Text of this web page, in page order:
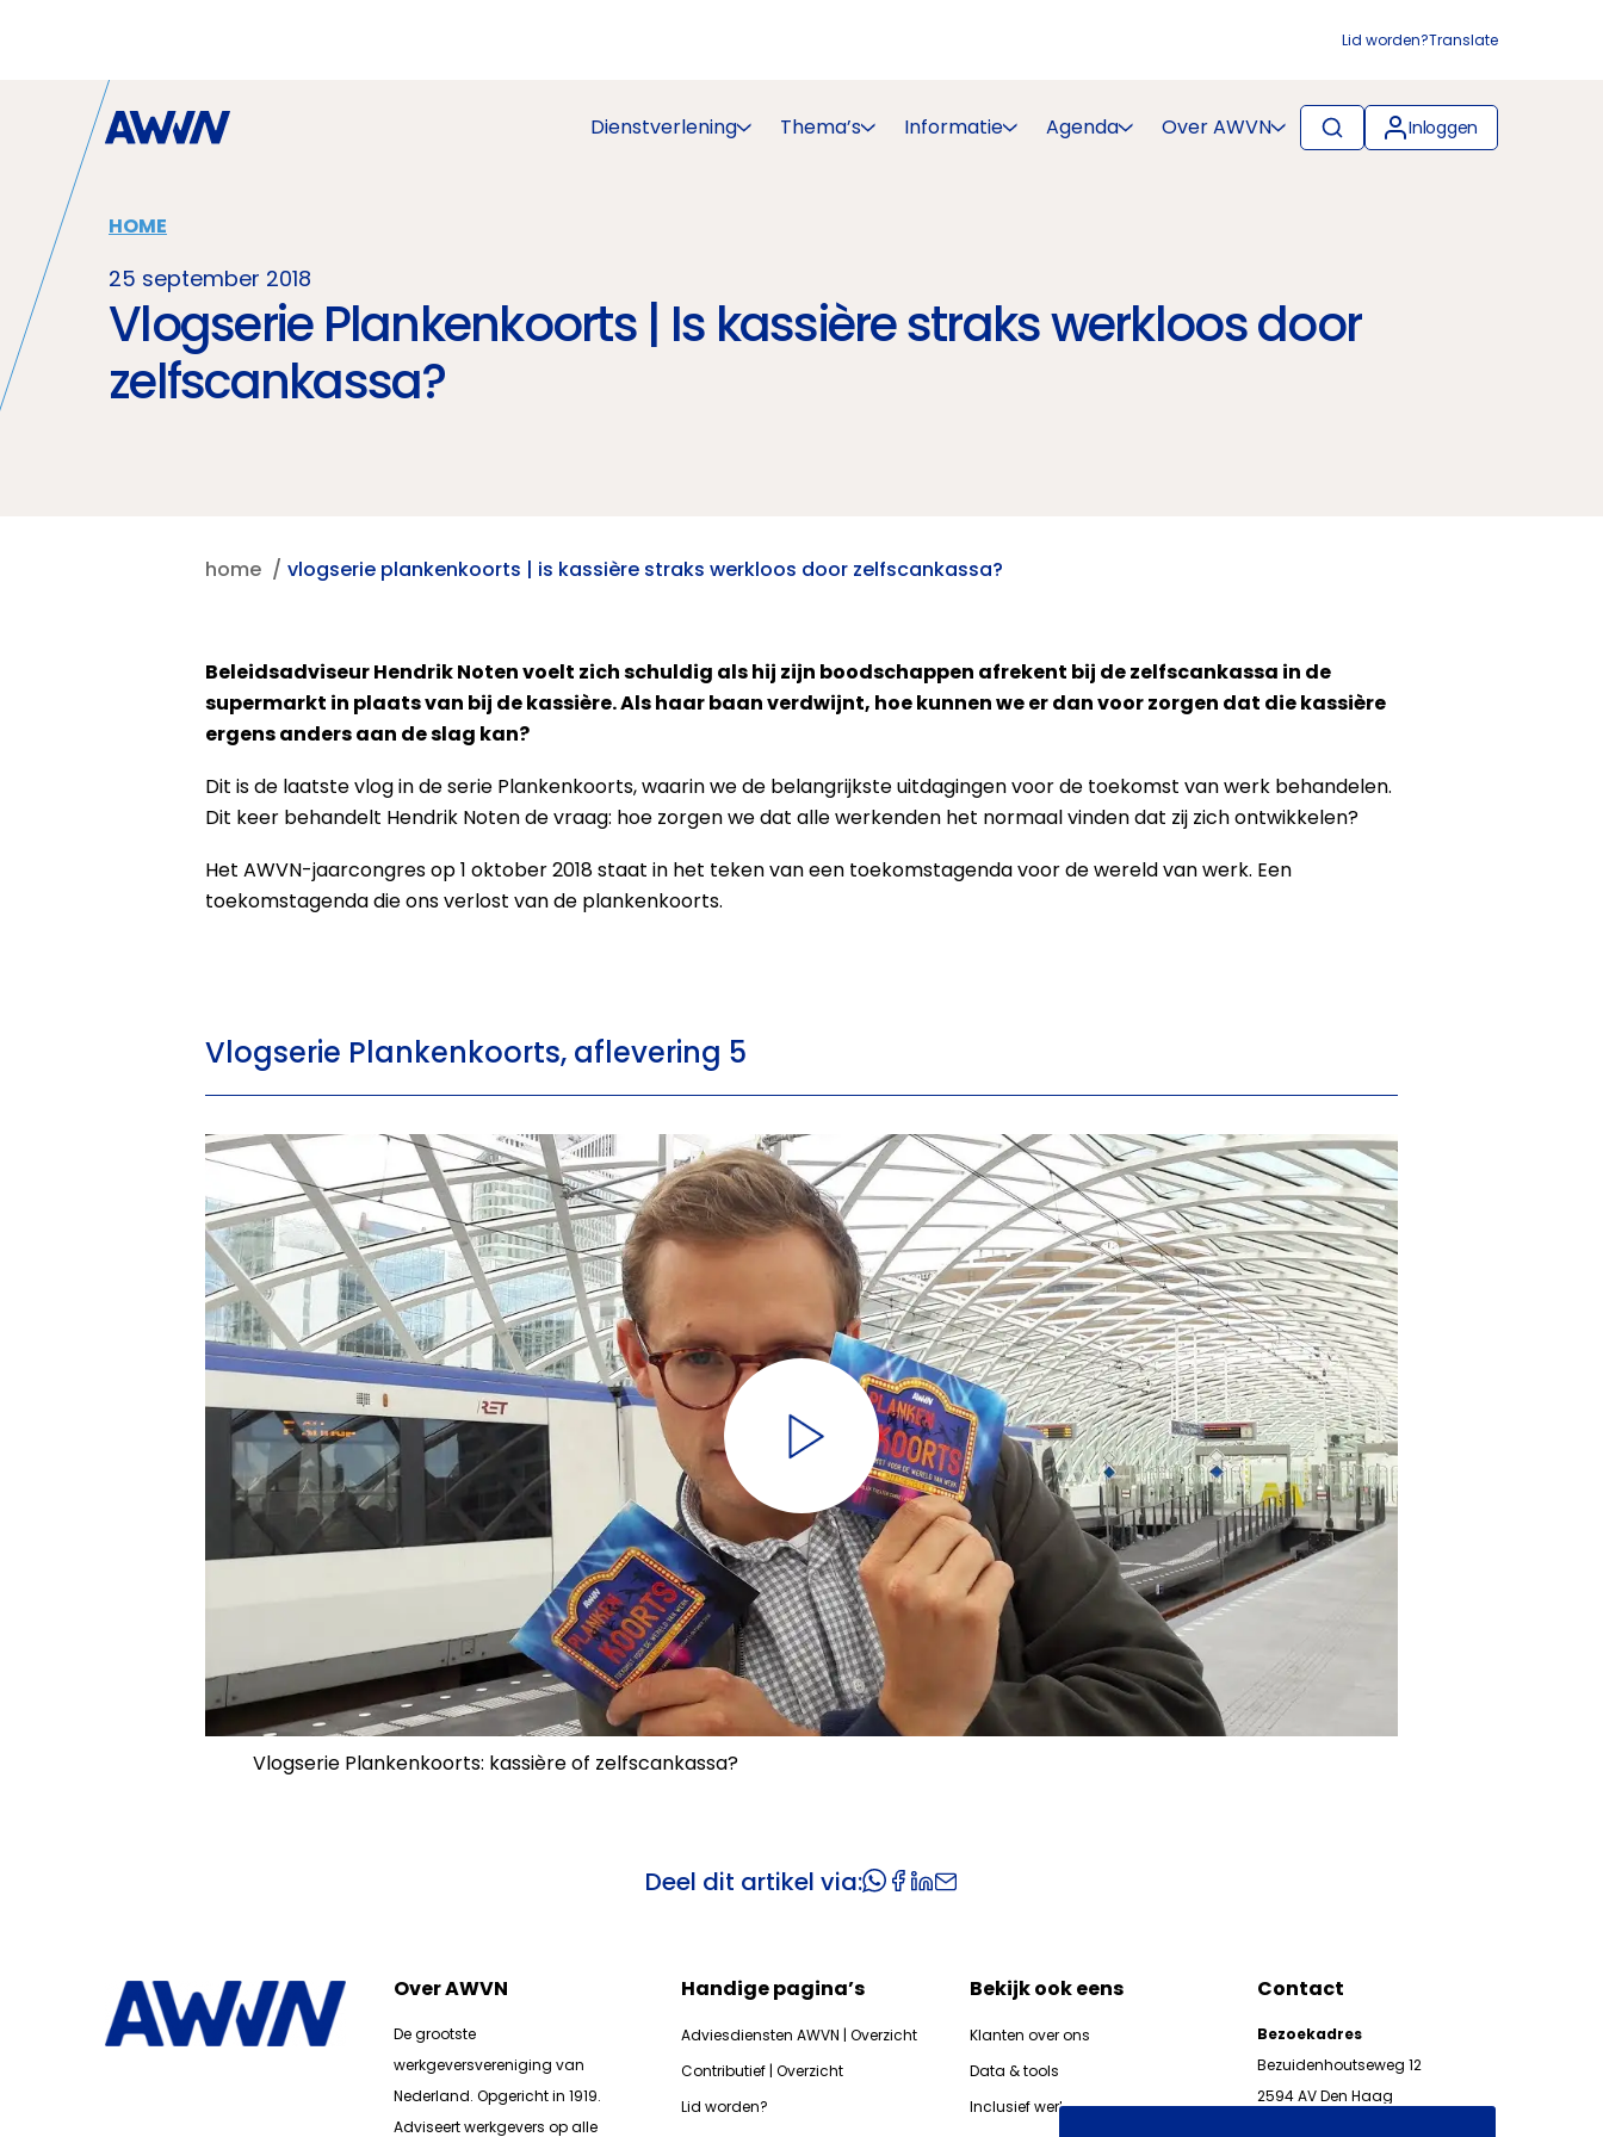
Lid worden?Translate
Dienstverlening Thema’s Informatie Agenda Over AWVN Inloggen
HOME
25 september 2018
Vlogserie Plankenkoorts | Is kassière straks werkloos door
zelfscankassa?
home vlogserie plankenkoorts | is kassière straks werkloos door zelfscankassa?
Beleidsadviseur Hendrik Noten voelt zich schuldig als hij zijn boodschappen afrekent bij de zelfscankassa in de
supermarkt in plaats van bij de kassière. Als haar baan verdwijnt, hoe kunnen we er dan voor zorgen dat die kassière
ergens anders aan de slag kan?
Dit is de laatste vlog in de serie Plankenkoorts, waarin we de belangrijkste uitdagingen voor de toekomst van werk behandelen.
Dit keer behandelt Hendrik Noten de vraag: hoe zorgen we dat alle werkenden het normaal vinden dat zij zich ontwikkelen?
Het AWVN-jaarcongres op 1 oktober 2018 staat in het teken van een toekomstagenda voor de wereld van werk. Een
toekomstagenda die ons verlost van de plankenkoorts.
Vlogserie Plankenkoorts, aflevering 5
Vlogserie Plankenkoorts: kassière of zelfscankassa?
Deel dit artikel via:
Over AWVN
De grootste
werkgeversvereniging van
Nederland. Opgericht in 1919.
Adviseert werkgevers op alle
Handige pagina’s
Adviesdiensten AWVN | Overzicht
Contributief | Overzicht
Lid worden?
Bekijk ook eens
Klanten over ons
Data & tools
Inclusief werkgeven
Contact
Bezoekadres
Bezuidenhoutseweg 12
2594 AV Den Haag